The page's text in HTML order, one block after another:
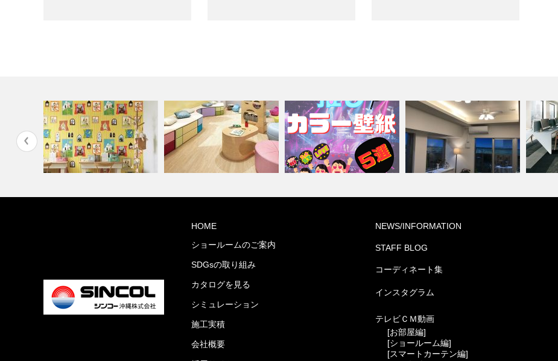
ランパーク …
HOME
ショールームのご案内
SDGsの取り組み
カタログを見る
シミュレーション
施工実積
会社概要
NEWS/INFORMATION
STAFF BLOG
コーディネート集
インスタグラム
テレビＣＭ動画
[お部屋編]
[ショールーム編]
[スマートカーテン編]